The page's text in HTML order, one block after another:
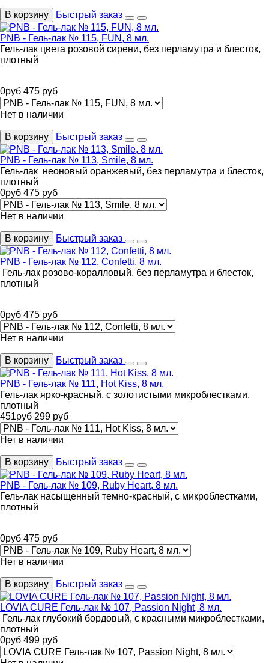
В корзину Быстрый заказ
PNB - Гель-лак № 115, FUN, 8 мл.
Гель-лак цвета розовой сирени, без перламутра и блесток,
плотный
0руб 475 руб
Нет в наличии
В корзину Быстрый заказ
PNB - Гель-лак № 113, Smile, 8 мл.
Гель-лак неоновый оранжевый, без перламутра и блесток,
плотный
0руб 475 руб
Нет в наличии
В корзину Быстрый заказ
PNB - Гель-лак № 112, Confetti, 8 мл.
Гель-лак розово-коралловый, без перламутра и блесток,
плотный
0руб 475 руб
Нет в наличии
В корзину Быстрый заказ
PNB - Гель-лак № 111, Hot Kiss, 8 мл.
Гель-лак ярко-красный, с золотистыми микроблестками,
плотный
451руб 299 руб
Нет в наличии
В корзину Быстрый заказ
PNB - Гель-лак № 109, Ruby Heart, 8 мл.
Гель-лак насыщенный темно-красный, с микроблестками,
плотный
0руб 475 руб
Нет в наличии
В корзину Быстрый заказ
LOVIA CURE Гель-лак № 107, Passion Night, 8 мл.
Гель-лак глубокий бордовый, с красными микроблестками,
плотный
0руб 499 руб